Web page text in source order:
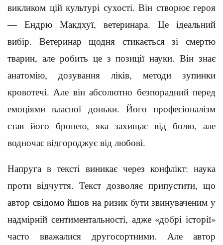
викликом цій культурі сухості. Він створює героя
— Ендрю Макдхуї, ветеринара. Це ідеальний
вибір. Ветеринар щодня стикається зі смертю
тварин, але робить це з позиції науки. Він знає
анатомію, дозування ліків, методи зупинки
кровотечі. Але він абсолютно безпорадний перед
емоціями власної доньки. Його професіоналізм
став його бронею, яка захищає від болю, але
водночас відгороджує від любові.
Напруга в тексті виникає через конфлікт: наука
проти відчуття. Текст дозволяє припустити, що
автор свідомо йшов на ризик бути звинуваченим у
надмірній сентиментальності, адже «добрі історії»
часто вважалися другосортними. Але автор